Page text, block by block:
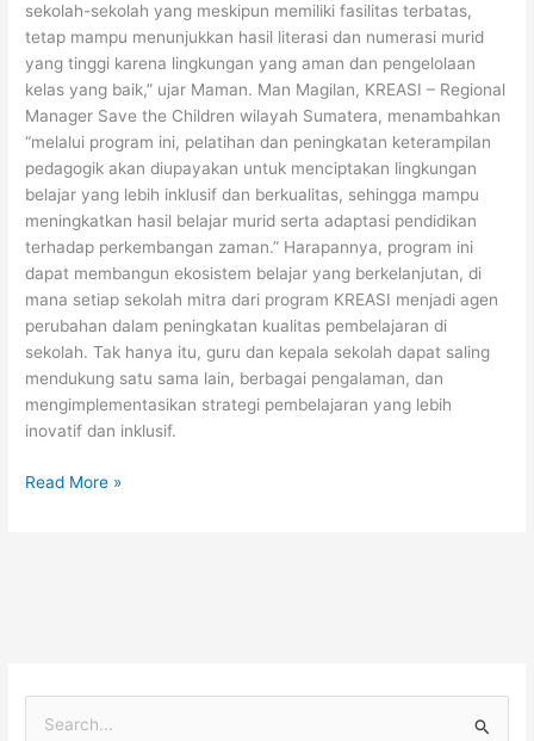
sekolah-sekolah yang meskipun memiliki fasilitas terbatas,
tetap mampu menunjukkan hasil literasi dan numerasi murid
yang tinggi karena lingkungan yang aman dan pengelolaan
kelas yang baik,” ujar Maman. Man Magilan, KREASI – Regional
Manager Save the Children wilayah Sumatera, menambahkan
“melalui program ini, pelatihan dan peningkatan keterampilan
pedagogik akan diupayakan untuk menciptakan lingkungan
belajar yang lebih inklusif dan berkualitas, sehingga mampu
meningkatkan hasil belajar murid serta adaptasi pendidikan
terhadap perkembangan zaman.” Harapannya, program ini
dapat membangun ekosistem belajar yang berkelanjutan, di
mana setiap sekolah mitra dari program KREASI menjadi agen
perubahan dalam peningkatan kualitas pembelajaran di
sekolah. Tak hanya itu, guru dan kepala sekolah dapat saling
mendukung satu sama lain, berbagai pengalaman, dan
mengimplementasikan strategi pembelajaran yang lebih
inovatif dan inklusif.
Read More »